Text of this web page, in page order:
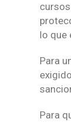
lo que
Para
Para